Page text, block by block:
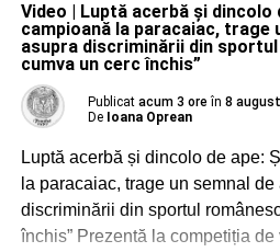
Video | Luptă acerbă și dincolo
campioană la paracaiac, trage
asupra discriminării din
cumva un cerc închis”
Publicat acum 3 ore în 8
De Ioana Oprean
Luptă acerbă și dincolo de ape:
la paracaiac, trage un semnal
discriminării din sportul
închis” Prezentă la competiția